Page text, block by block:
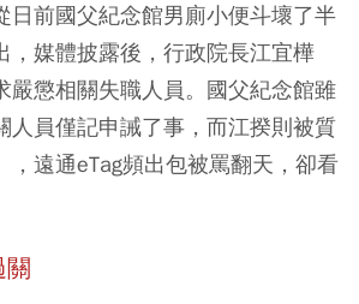
日前國父紀念館男廁小便斗壞了半
，媒體披露後，行政院長江宜樺
嚴懲相關失職人員。國父紀念館雖
人員僅記申誡了事，而江揆則被質
，遠通eTag頻出包被罵翻天，卻看
關